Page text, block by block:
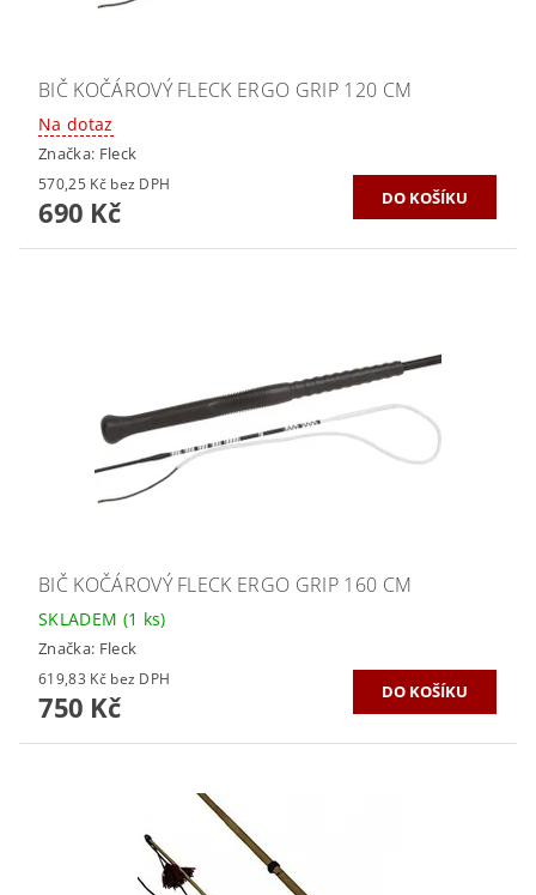
BIČ KOČÁROVÝ FLECK ERGO GRIP 120 CM
Na dotaz
Značka: Fleck
570,25 Kč bez DPH
690 Kč
BIČ KOČÁROVÝ FLECK ERGO GRIP 160 CM
SKLADEM (1 ks)
Značka: Fleck
619,83 Kč bez DPH
750 Kč